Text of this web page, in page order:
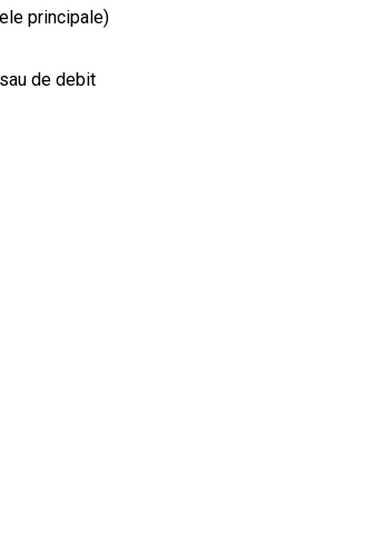
principale)
de debit